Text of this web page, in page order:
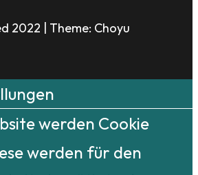
2022 | Theme: Choyu
werden Cookie
werden für den